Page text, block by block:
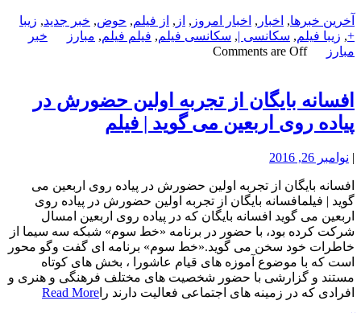
آخرین خبرها, اخبار , اخبار امروز , از , از فیلم, حوض, خبر جدید, زیبا
+
, زیبا فیلم, سکانسی |, سکانسی فیلم, فیلم فیلم, مبارز
خبر
مبارز
Comments are Off
افسانه بایگان از تجربه اولین حضورش در
پیاده روی اربعین می گوید | فیلم
| نوامبر 26, 2016
افسانه بایگان از تجربه اولین حضورش در پیاده روی اربعین می
گوید | فیلمافسانه بایگان از تجربه اولین حضورش در پیاده روی
اربعین می گوید افسانه بایگان که در پیاده روی اربعین امسال
شرکت کرده بود، با حضور در برنامه «خط سوم» شبکه سه سیما از
خاطرات خود سخن می گوید.«خط سوم» برنامه ای گفت وگو محور
است که با موضوع آموزه های قیام عاشورا ، بخش های کوتاه
مستند و گزارشی با حضور شخصیت های مختلف فرهنگی و هنری و
افرادی که در زمینه های اجتماعی فعالیت دارند را Read More